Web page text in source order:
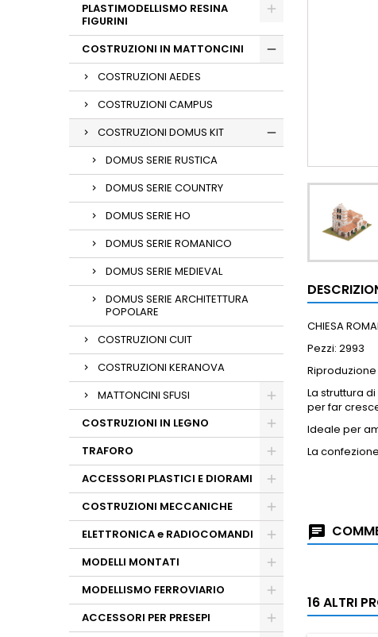
PLASTIMODELLISMO RESINA
FIGURINI
COSTRUZIONI IN MATTONCINI
COSTRUZIONI AEDES
COSTRUZIONI CAMPUS
COSTRUZIONI DOMUS KIT
DOMUS SERIE RUSTICA
DOMUS SERIE COUNTRY
DOMUS SERIE HO
DOMUS SERIE ROMANICO
DOMUS SERIE MEDIEVAL
DOMUS SERIE ARCHITETTURA
POPOLARE
COSTRUZIONI CUIT
COSTRUZIONI KERANOVA
MATTONCINI SFUSI
COSTRUZIONI IN LEGNO
TRAFORO
ACCESSORI PLASTICI E DIORAMI
COSTRUZIONI MECCANICHE
ELETTRONICA e RADIOCOMANDI
MODELLI MONTATI
MODELLISMO FERROVIARIO
ACCESSORI PER PRESEPI
CHIESA
Pezzi: 2993
La struttura
per far
Ideale per
La
16 ALTRI